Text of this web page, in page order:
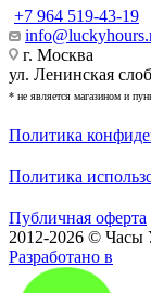
+7 964 519-43-19
г. Москва
ул. Ленинская
* не является магазином и
Политика
Политика
Публичная оферта
2012-2026 © Часы
Разработано в